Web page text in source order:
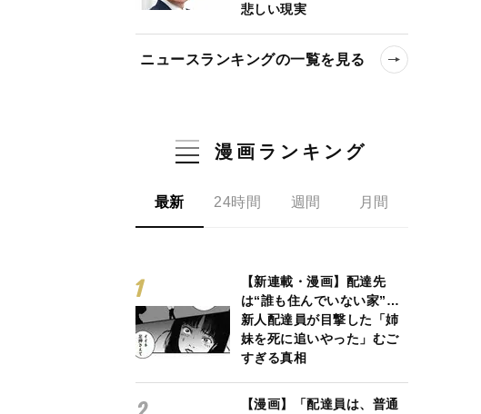
悲しい現実
ニュースランキングの一覧を見る
漫画ランキング
最新 24時間 週間 月間
【新連載・漫画】配達先
は“誰も住んでいない家”…
新人配達員が目撃した「姉
妹を死に追いやった」むご
すぎる真相
【漫画】「配達員は、普通